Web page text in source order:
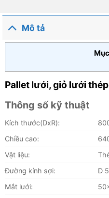
hạng
0
sao
Mô tả
Pallet lưới, giỏ lưới
Thông số kỹ thuật
Kích thước(DxR):
Chiều cao:
Vật liệu:
Đường kính sợi:
D
Mắt lưới: